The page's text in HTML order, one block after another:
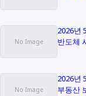
2026년
반도체
2026년
부동산